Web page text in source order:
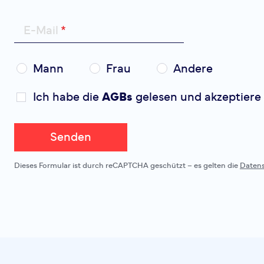
E-Mail
Mann Frau Andere
Ich habe die AGBs gelesen und akzeptiere
Senden
Dieses Formular ist durch reCAPTCHA geschützt – es gelten die